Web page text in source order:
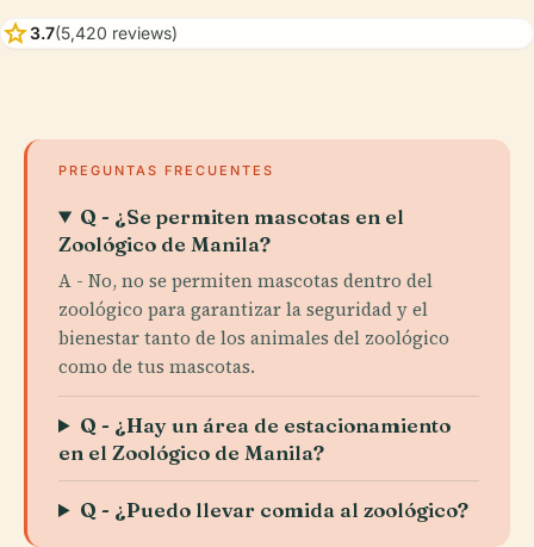
star3.7(5,420 reviews)
PREGUNTAS FRECUENTES
Q - ¿Se permiten mascotas en el
Zoológico de Manila?
A - No, no se permiten mascotas dentro del
zoológico para garantizar la seguridad y el
bienestar tanto de los animales del zoológico
como de tus mascotas.
Q - ¿Hay un área de estacionamiento
en el Zoológico de Manila?
Q - ¿Puedo llevar comida al zoológico?